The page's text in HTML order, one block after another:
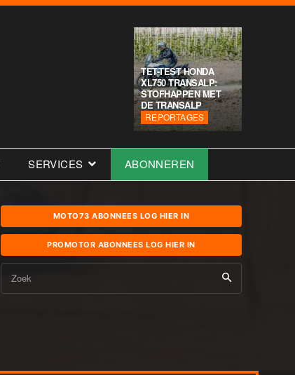
TET-TEST HONDA
XL750 TRANSALP:
STOFHAPPEN MET
DE TRANSALP
REPORTAGES
SERVICES ABONNEREN
MOTO73 ABONNEES LOG HIER IN
PROMOTOR ABONNEES LOG HIER IN
Zoek